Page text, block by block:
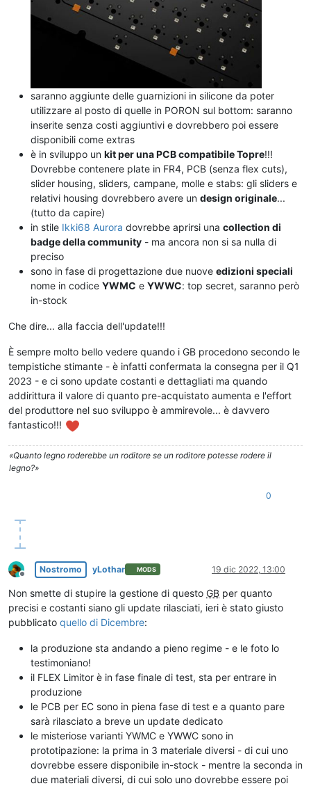
saranno aggiunte delle guarnizioni in silicone da poter
utilizzare al posto di quelle in PORON sul bottom: saranno
inserite senza costi aggiuntivi e dovrebbero poi essere
disponibili come extras
è in sviluppo un kit per una PCB compatibile Topre!!!
Dovrebbe contenere plate in FR4, PCB (senza flex cuts),
slider housing, sliders, campane, molle e stabs: gli sliders e
relativi housing dovrebbero avere un design originale...
(tutto da capire)
in stile Ikki68 Aurora dovrebbe aprirsi una collection di
badge della community - ma ancora non si sa nulla di
preciso
sono in fase di progettazione due nuove edizioni speciali
nome in codice YWMC e YWWC: top secret, saranno però
in-stock
Che dire... alla faccia dell'update!!!
È sempre molto bello vedere quando i GB procedono secondo le
tempistiche stimante - è infatti confermata la consegna per il Q1
2023 - e ci sono update costanti e dettagliati ma quando
addirittura il valore di quanto pre-acquistato aumenta e l'effort
del produttore nel suo sviluppo è ammirevole... è davvero
fantastico!!!
«Quanto legno roderebbe un roditore se un roditore potesse rodere il
legno?»
0
Non in linea
Nostromo yLothar MODS 19 dic 2022, 13:00
Non smette di stupire la gestione di questo GB per quanto
precisi e costanti siano gli update rilasciati, ieri è stato giusto
pubblicato quello di Dicembre:
la produzione sta andando a pieno regime - e le foto lo
testimoniano!
il FLEX Limitor è in fase finale di test, sta per entrare in
produzione
le PCB per EC sono in piena fase di test e a quanto pare
sarà rilasciato a breve un update dedicato
le misteriose varianti YWMC e YWWC sono in
prototipazione: la prima in 3 materiale diversi - di cui uno
dovrebbe essere disponibile in-stock - mentre la seconda in
due materiali diversi, di cui solo uno dovrebbe essere poi